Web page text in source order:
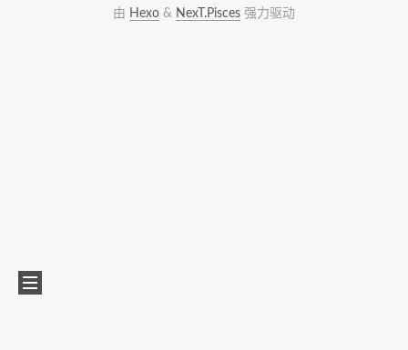
由 Hexo & NexT.Pisces 强力驱动